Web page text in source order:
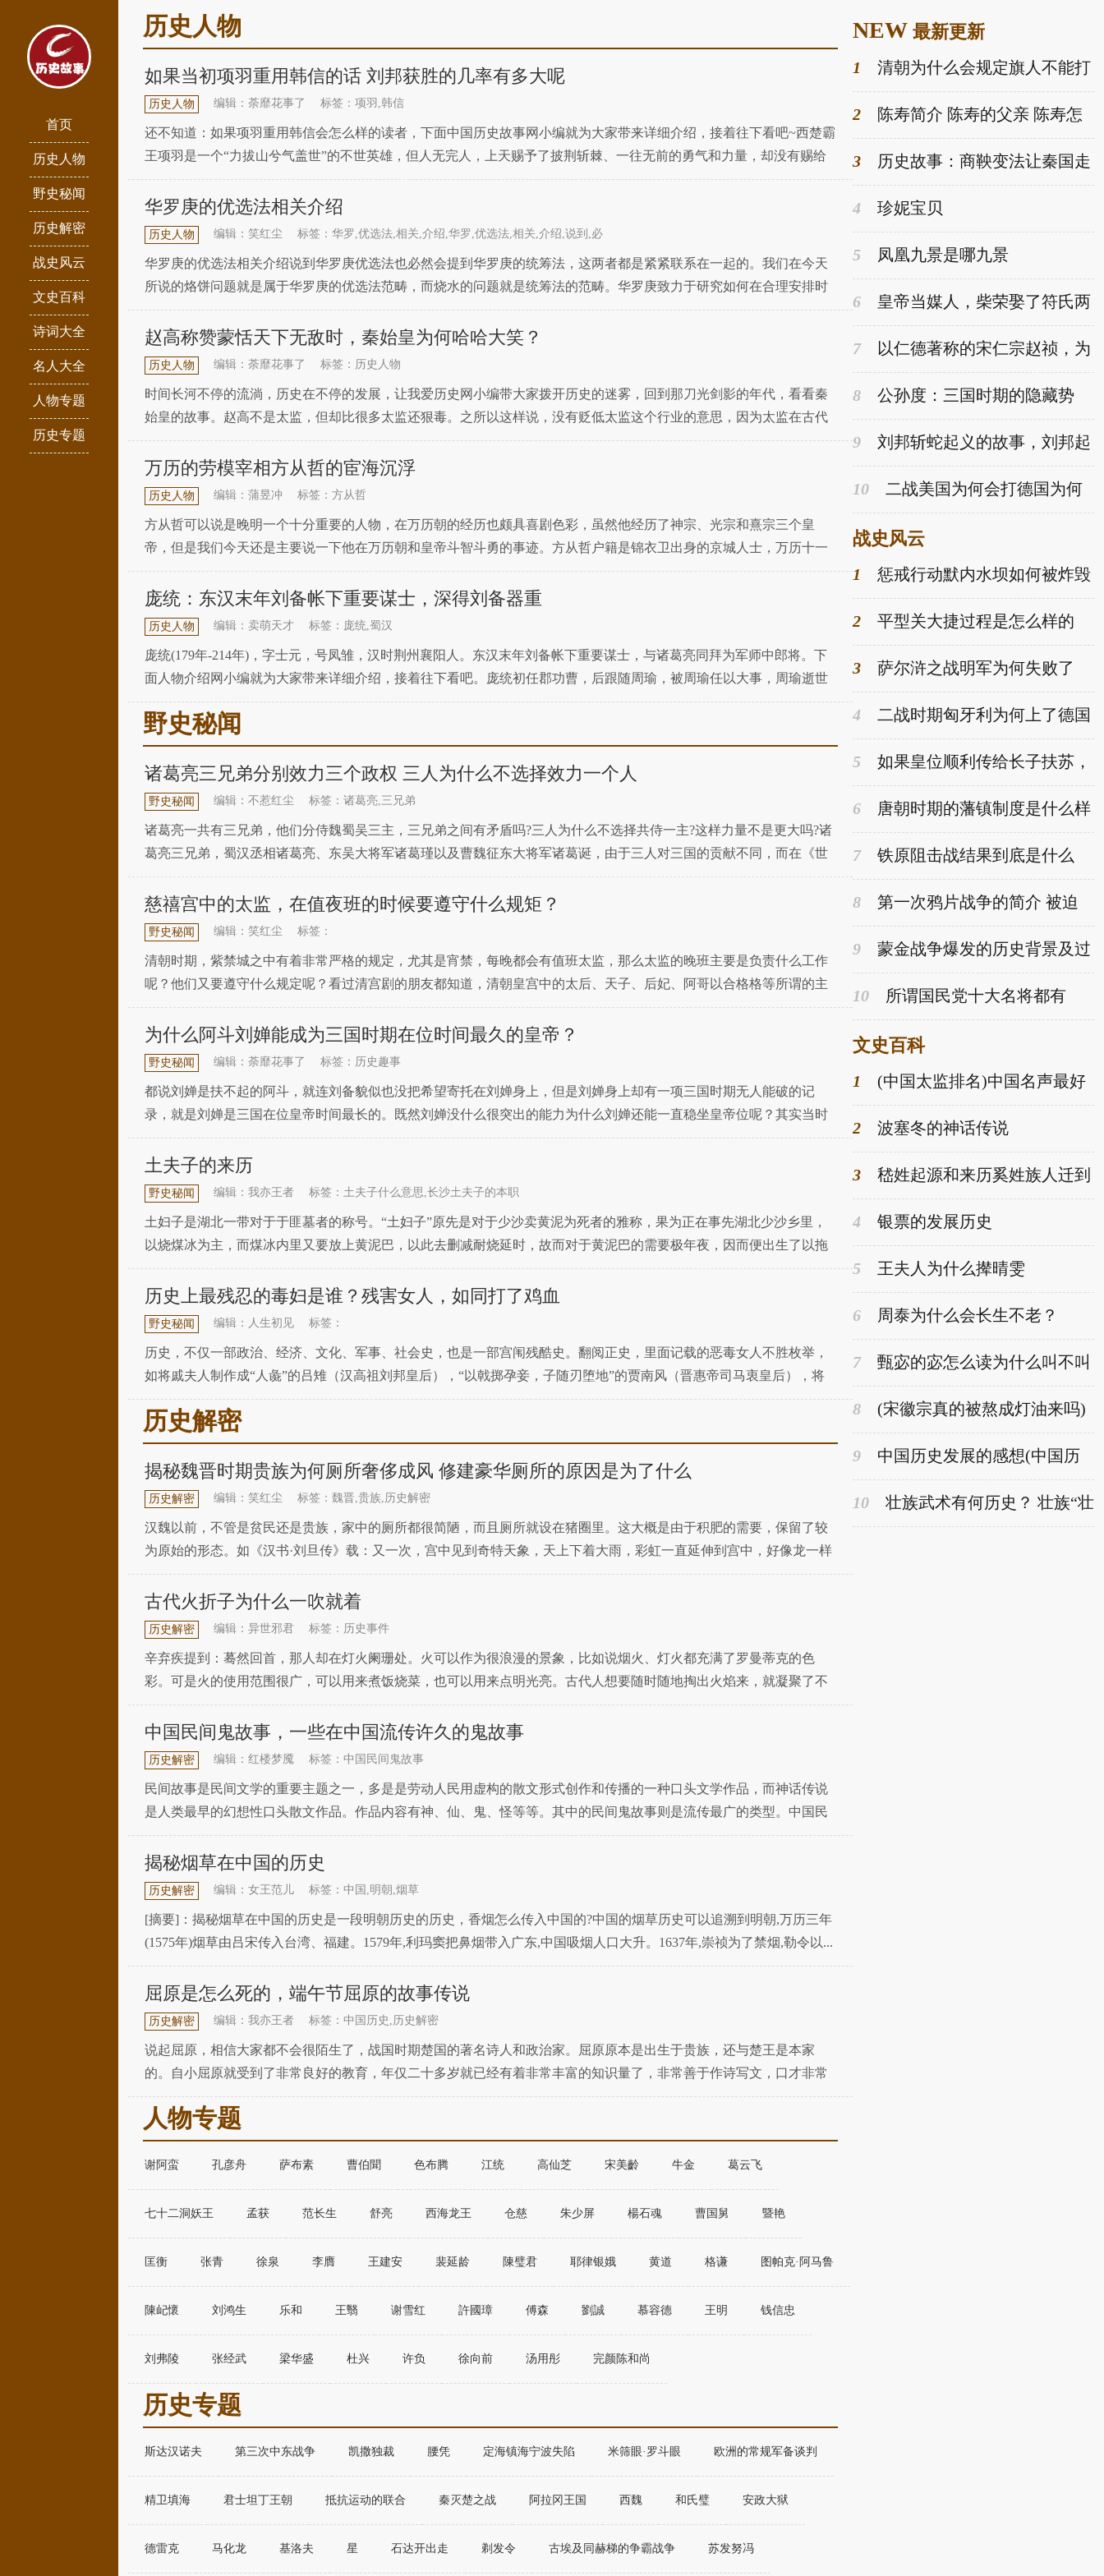
首页
历史人物
野史秘闻
历史解密
战史风云
文史百科
诗词大全
名人大全
人物专题
历史专题
历史人物
如果当初项羽重用韩信的话 刘邦获胜的几率有多大呢
历史人物 编辑：荼靡花事了 标签：项羽,韩信
还不知道：如果项羽重用韩信会怎么样的读者，下面中国历史故事网小编就为大家带来详细介绍，接着往下看吧~西楚霸
王项羽是一个“力拔山兮气盖世”的不世英雄，但人无完人，上天赐予了披荆斩棘、一往无前的勇气和力量，却没有赐给
他尊贤纳谏的胸怀。项羽以力服人，以力取天下，这是他的优势，也是他的缺点。项羽心比天高，认
华罗庚的优选法相关介绍
历史人物 编辑：笑红尘 标签：华罗,优选法,相关,介绍,华罗,优选法,相关,介绍,说到,必
华罗庚的优选法相关介绍说到华罗庚优选法也必然会提到华罗庚的统筹法，这两者都是紧紧联系在一起的。我们在今天
所说的烙饼问题就是属于华罗庚的优选法范畴，而烧水的问题就是统筹法的范畴。华罗庚致力于研究如何在合理安排时
间的方面，于是提出优选法理论和统筹法理论。为了能够合理利用资源，节约时间，华罗庚把数学方法成
赵高称赞蒙恬天下无敌时，秦始皇为何哈哈大笑？
历史人物 编辑：荼靡花事了 标签：历史人物
时间长河不停的流淌，历史在不停的发展，让我爱历史网小编带大家拨开历史的迷雾，回到那刀光剑影的年代，看看秦
始皇的故事。赵高不是太监，但却比很多太监还狠毒。之所以这样说，没有贬低太监这个行业的意思，因为太监在古代
并不是一个行业——不是所有的阉人都有资格被称为太监，有资格被称为太监的也不全都是阉人。赵高不
万历的劳模宰相方从哲的宦海沉浮
历史人物 编辑：蒲昱冲 标签：方从哲
方从哲可以说是晚明一个十分重要的人物，在万历朝的经历也颇具喜剧色彩，虽然他经历了神宗、光宗和熹宗三个皇
帝，但是我们今天还是主要说一下他在万历朝和皇帝斗智斗勇的事迹。方从哲户籍是锦衣卫出身的京城人士，万历十一
年考中进士之后就开始了自己的职业生涯，后来因为文笔好被首辅王锡爵赏识，觉得这人有出息以后必成大
庞统：东汉末年刘备帐下重要谋士，深得刘备器重
历史人物 编辑：卖萌天才 标签：庞统,蜀汉
庞统(179年-214年)，字士元，号凤雏，汉时荆州襄阳人。东汉末年刘备帐下重要谋士，与诸葛亮同拜为军师中郎将。下
面人物介绍网小编就为大家带来详细介绍，接着往下看吧。庞统初任郡功曹，后跟随周瑜，被周瑜任以大事，周瑜逝世
于巴丘，庞统为其吊丧至东吴，与陆绩、顾劭、全琮等人结交而还。南郡借给刘备后，从事署
野史秘闻
诸葛亮三兄弟分别效力三个政权 三人为什么不选择效力一个人
野史秘闻 编辑：不惹红尘 标签：诸葛亮,三兄弟
诸葛亮一共有三兄弟，他们分侍魏蜀吴三主，三兄弟之间有矛盾吗?三人为什么不选择共侍一主?这样力量不是更大吗?诸
葛亮三兄弟，蜀汉丞相诸葛亮、东吴大将军诸葛瑾以及曹魏征东大将军诸葛诞，由于三人对三国的贡献不同，而在《世
说新语·品藻》中评价这三兄弟为“蜀得其龙，吴得其虎，魏得其狗”!三人的关系分别是，诸葛瑾
慈禧宫中的太监，在值夜班的时候要遵守什么规矩？
野史秘闻 编辑：笑红尘 标签：
清朝时期，紫禁城之中有着非常严格的规定，尤其是宵禁，每晚都会有值班太监，那么太监的晚班主要是负责什么工作
呢？他们又要遵守什么规定呢？看过清宫剧的朋友都知道，清朝皇宫中的太后、天子、后妃、阿哥以合格格等所谓的主
子们，不但白昼有人奉养，就连晚上也都有专门的值夜职员保卫，以防不测产生。每当晚上八点钟的时间
为什么阿斗刘婵能成为三国时期在位时间最久的皇帝？
野史秘闻 编辑：荼靡花事了 标签：历史趣事
都说刘婵是扶不起的阿斗，就连刘备貌似也没把希望寄托在刘婵身上，但是刘婵身上却有一项三国时期无人能破的记
录，就是刘婵是三国在位皇帝时间最长的。既然刘婵没什么很突出的能力为什么刘婵还能一直稳坐皇帝位呢？其实当时
的蜀国本身已经陷入一种穷兵黩武的绝境了，如果国家都要没了那这个皇帝是谁当也就没意义了。刘备在白
土夫子的来历
野史秘闻 编辑：我亦王者 标签：土夫子什么意思,长沙土夫子的本职
土妇子是湖北一带对于于匪墓者的称号。“土妇子”原先是对于少沙卖黄泥为死者的雅称，果为正在事先湖北少沙乡里，
以烧煤冰为主，而煤冰内里又要放上黄泥巴，以此去删减耐烧延时，故而对于黄泥巴的需要极年夜，因而便出生了以拖
着板车以卖黄泥巴为死的一种职业——土妇子，多以男性壮劳力为主，与地皮面也多正在乡边沿四周。
历史上最残忍的毒妇是谁？残害女人，如同打了鸡血
野史秘闻 编辑：人生初见 标签：
历史，不仅一部政治、经济、文化、军事、社会史，也是一部宫闱残酷史。翻阅正史，里面记载的恶毒女人不胜枚举，
如将戚夫人制作成“人彘”的吕雉（汉高祖刘邦皇后），“以戟掷孕妾，子随刃堕地”的贾南风（晋惠帝司马衷皇后），将
王皇后、萧淑妃“截去手足，投于酒瓮中……令此二妪骨醉”的武则天（唐高宗李治皇后），把宫人
历史解密
揭秘魏晋时期贵族为何厕所奢侈成风 修建豪华厕所的原因是为了什么
历史解密 编辑：笑红尘 标签：魏晋,贵族,历史解密
汉魏以前，不管是贫民还是贵族，家中的厕所都很简陋，而且厕所就设在猪圈里。这大概是由于积肥的需要，保留了较
为原始的形态。如《汉书·刘旦传》载：又一次，宫中见到奇特天象，天上下着大雨，彩虹一直延伸到宫中，好像龙一样
吸干井水，老鼠在宫中跳舞，厕所中的猪成群地逃出来，满宫乱穿。可见厕所中养猪皇家也不例外。古
古代火折子为什么一吹就着
历史解密 编辑：异世邪君 标签：历史事件
辛弃疾提到：蓦然回首，那人却在灯火阑珊处。火可以作为很浪漫的景象，比如说烟火、灯火都充满了罗曼蒂克的色
彩。可是火的使用范围很广，可以用来煮饭烧菜，也可以用来点明光亮。古代人想要随时随地掏出火焰来，就凝聚了不
少智慧，这才做出了一个火折子。在影视剧中大家能够经常看到一些人，在夜晚或者到哪里探险的时候，一
中国民间鬼故事，一些在中国流传许久的鬼故事
历史解密 编辑：红楼梦魇 标签：中国民间鬼故事
民间故事是民间文学的重要主题之一，多是是劳动人民用虚构的散文形式创作和传播的一种口头文学作品，而神话传说
是人类最早的幻想性口头散文作品。作品内容有神、仙、鬼、怪等等。其中的民间鬼故事则是流传最广的类型。中国民
间鬼故事报丧猴，早年，在邙山脚下，有一种猴子，人们称之为报丧猴。这种背上长有白毛的兽类，有个
揭秘烟草在中国的历史
历史解密 编辑：女王范儿 标签：中国,明朝,烟草
[摘要]：揭秘烟草在中国的历史是一段明朝历史的历史，香烟怎么传入中国的?中国的烟草历史可以追溯到明朝,万历三年
(1575年)烟草由吕宋传入台湾、福建。1579年,利玛窦把鼻烟带入广东,中国吸烟人口大升。1637年,崇祯为了禁烟,勒令以...
中国人从什么时候开始抽烟?烟草是在明朝万历年间传入中国。卷烟
屈原是怎么死的，端午节屈原的故事传说
历史解密 编辑：我亦王者 标签：中国历史,历史解密
说起屈原，相信大家都不会很陌生了，战国时期楚国的著名诗人和政治家。屈原原本是出生于贵族，还与楚王是本家
的。自小屈原就受到了非常良好的教育，年仅二十多岁就已经有着非常丰富的知识量了，非常善于作诗写文，口才非常
的不错，年纪轻轻的就受到了楚王的重用，成为了出国的左徒。经常同楚怀王一起研究政事，拟定法令，接
人物专题
谢阿蛮 孔彦舟 萨布素 曹伯聞 色布腾 江统 高仙芝 宋美齡 牛金 葛云飞
七十二洞妖王 孟获 范长生 舒亮 西海龙王 仓慈 朱少屏 楊石魂 曹国舅 暨艳
匡衡 张青 徐泉 李膺 王建安 裴延龄 陳璧君 耶律银娥 黄道 格谦 图帕克·阿马鲁
陳屺懷 刘鸿生 乐和 王翳 谢雪红 許國璋 傅森 劉誠 慕容德 王明 钱信忠
刘弗陵 张经武 梁华盛 杜兴 许负 徐向前 汤用彤 完颜陈和尚
历史专题
斯达汉诺夫 第三次中东战争 凯撒独裁 腰凭 定海镇海宁波失陷 米筛眼·罗斗眼 欧洲的常规军备谈判
精卫填海 君士坦丁王朝 抵抗运动的联合 秦灭楚之战 阿拉冈王国 西魏 和氏璧 安政大狱
德雷克 马化龙 基洛夫 星 石达开出走 剃发令 古埃及同赫梯的争霸战争 苏发努冯
NEW 最新更新
1
清朝为什么会规定旗人不能打
工？真相是什么
2
陈寿简介 陈寿的父亲 陈寿怎
么死的
3
历史故事：商鞅变法让秦国走
向强大。然而他是为何受到车裂
的酷刑？
4 珍妮宝贝
5 凤凰九景是哪九景
6
皇帝当媒人，柴荣娶了符氏两
姐妹为妻，后来都封为了皇后
7
以仁德著称的宋仁宗赵祯，为
何无子嗣继位？
8
公孙度：三国时期的隐藏势
力！连曹操都不放眼里，堪称一
代枭雄
9
刘邦斩蛇起义的故事，刘邦起
义为什么要斩白蛇
10
二战美国为何会打德国为何
不支持德国打苏联？(美国为什么
不打压德国)
战史风云
1
惩戒行动默内水坝如何被炸毁
的 英军损失了多少人
2
平型关大捷过程是怎么样的
3 萨尔浒之战明军为何失败了
4
二战时期匈牙利为何上了德国
纳粹的贼船？
5
如果皇位顺利传给长子扶苏，
秦朝还会这么早就灭亡吗？
6
唐朝时期的藩镇制度是什么样
的 这个制度是怎么产生的
7
铁原阻击战结果到底是什么
8
第一次鸦片战争的简介 被迫
开放的港口城市有哪些
9
蒙金战争爆发的历史背景及过
程介绍
10
所谓国民党十大名将都有
谁，成名是技是什么？
文史百科
1
(中国太监排名)中国名声最好
的太监死后百官送葬百姓也为他
身披白衣
2 波塞冬的神话传说
3
嵇姓起源和来历奚姓族人迁到
嵇山定居以地为姓(嵇姓是怎么来
的)
4 银票的发展历史
5 王夫人为什么撵晴雯
6 周泰为什么会长生不老？
7
甄宓的宓怎么读为什么叫不叫
(甄宓的字)
8
(宋徽宗真的被熬成灯油来吗)
宋徽宗被熬成灯油
9
中国历史发展的感想(中国历
史发展的感想和体会)
10
壮族武术有何历史？ 壮族“壮
拳”简介